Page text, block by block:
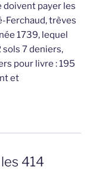
doivent payer les
Ferchaud, trèves
1739, lequel
sols 7 deniers,
pour livre : 195
et
414